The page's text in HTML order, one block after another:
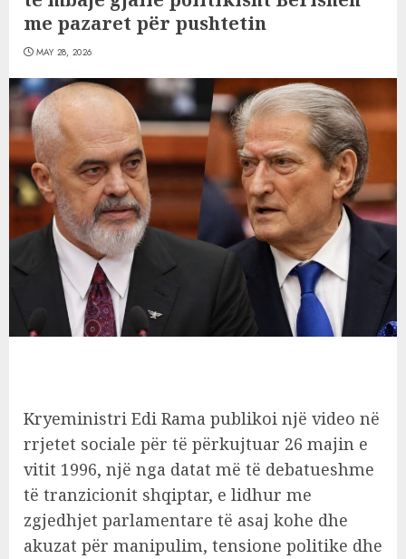
me pazaret për pushtetin
MAY 28, 2026
Kryeministri Edi Rama publikoi një video në
rrjetet sociale për të përkujtuar 26 majin e
vitit 1996, një nga datat më të debatueshme
të tranzicionit shqiptar, e lidhur me
zgjedhjet parlamentare të asaj kohe dhe
akuzat për manipulim, tensione politike dhe